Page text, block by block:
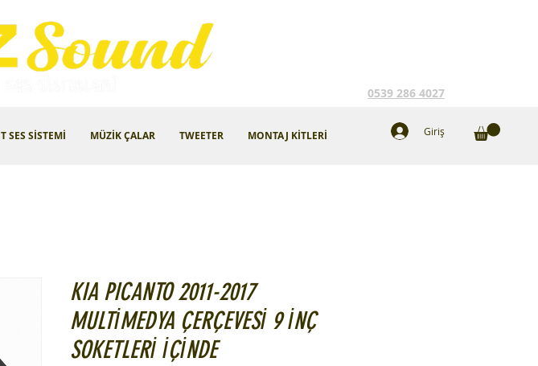
SES SİSTEMİ MÜZİK ÇALAR TWEETER MONTAJ KİTLERİ
0539 286 4027
Giriş
KIA PICANTO 2011-2017
MULTİMEDYA ÇERÇEVESİ 9 İNÇ
SOKETLERİ İÇİNDE